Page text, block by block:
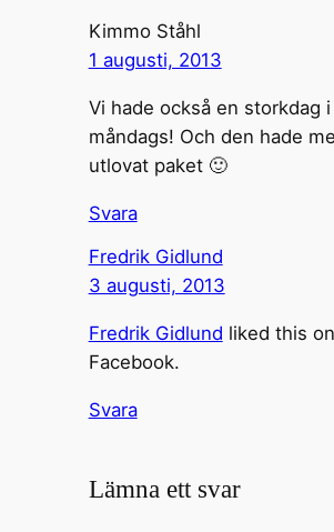
Kimmo Ståhl
1 augusti, 2013
Vi hade också en storkdag i
måndags! Och den hade
utlovat paket 🙂
Svara
Fredrik Gidlund
3 augusti, 2013
Fredrik Gidlund liked this on
Facebook.
Svara
Lämna ett svar